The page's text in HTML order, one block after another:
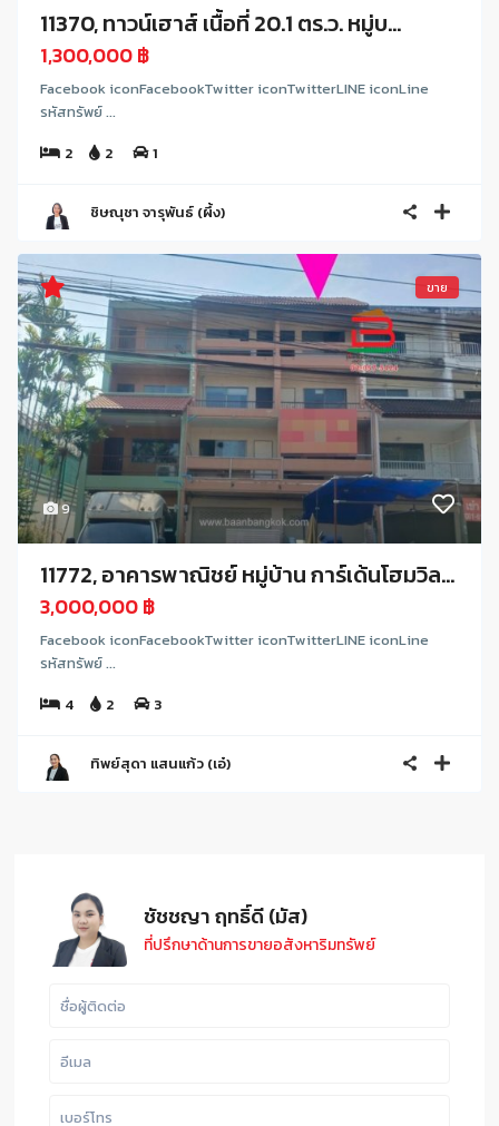
11370, ทาวน์เฮาส์ เนื้อที่ 20.1 ตร.ว. หมู่บ...
1,300,000 ฿
Facebook iconFacebookTwitter iconTwitterLINE iconLine
รหัสทรัพย์ ...
2
2 1
ชิษณุชา จารุพันธ์ (ผึ้ง)
9
ขาย
11772, อาคารพาณิชย์ หมู่บ้าน การ์เด้นโฮมวิล...
3,000,000 ฿
Facebook iconFacebookTwitter iconTwitterLINE iconLine
รหัสทรัพย์ ...
4
2 3
ทิพย์สุดา แสนแก้ว (เอ๋)
ชัชชญา ฤทธิ์ดี (มัส)
ที่ปรึกษาด้านการขายอสังหาริมทรัพย์